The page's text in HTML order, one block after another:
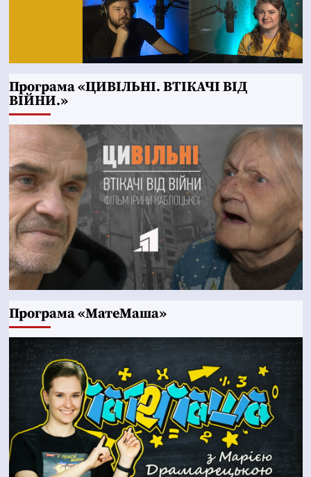
Програма «ЦИВІЛЬНІ. ВТІКАЧІ ВІД
ВІЙНИ.»
Програма «МатеМаша»